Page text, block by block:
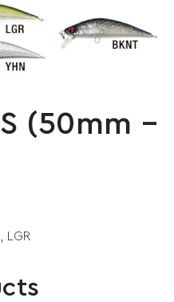
(50mm –
LGR